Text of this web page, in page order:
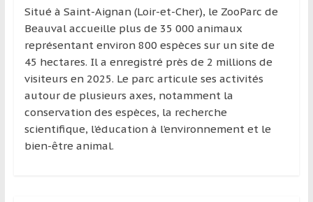
Situé à Saint-Aignan (Loir-et-Cher), le ZooParc de
Beauval accueille plus de 35 000 animaux
représentant environ 800 espèces sur un site de
45 hectares. Il a enregistré près de 2 millions de
visiteurs en 2025. Le parc articule ses activités
autour de plusieurs axes, notamment la
conservation des espèces, la recherche
scientifique, l’éducation à l’environnement et le
bien-être animal.